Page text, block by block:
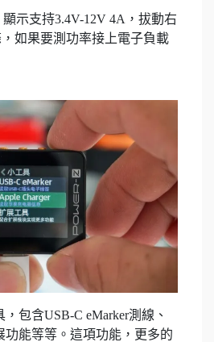
示支持3.4V-12V 4A，拔動右
如果要測功率接上電子負載
包含USB-C eMarker測線、
功能等等。這項功能，更多的